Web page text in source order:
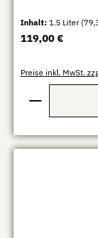
Inhalt: 1.5 Liter
Regulärer Preis:
119,00 €
Preise inkl. MwSt.
Produkt